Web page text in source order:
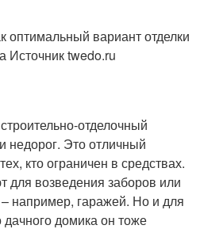
оптимальный вариант отделки
Источник twedo.ru
отделочный
недорог. Это отличный
кто ограничен в средствах.
для возведения заборов или
например, гаражей. Но и для
домика он тоже